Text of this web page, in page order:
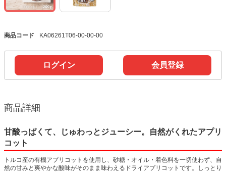
商品コード KA06261T06-00-00-00
ログイン 会員登録
商品詳細
甘酸っぱくて、じゅわっとジューシー。自然がくれたアプリ
コット
トルコ産の有機アプリコットを使用し、砂糖・オイル・着色料を一切使わず、自
然の甘みと爽やかな酸味がそのまま味わえるドライアプリコットです。しっとり